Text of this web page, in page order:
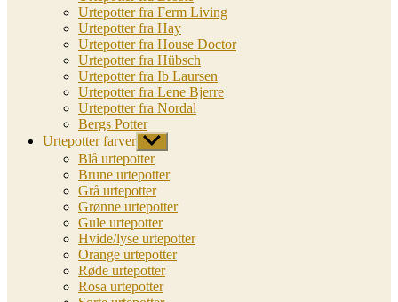
Urtepotter fra Ferm Living
Urtepotter fra Hay
Urtepotter fra House Doctor
Urtepotter fra Hübsch
Urtepotter fra Ib Laursen
Urtepotter fra Lene Bjerre
Urtepotter fra Nordal
Bergs Potter
Urtepotter farver Vis
undermenu
Blå urtepotter
Brune urtepotter
Grå urtepotter
Grønne urtepotter
Gule urtepotter
Hvide/lyse urtepotter
Orange urtepotter
Røde urtepotter
Rosa urtepotter